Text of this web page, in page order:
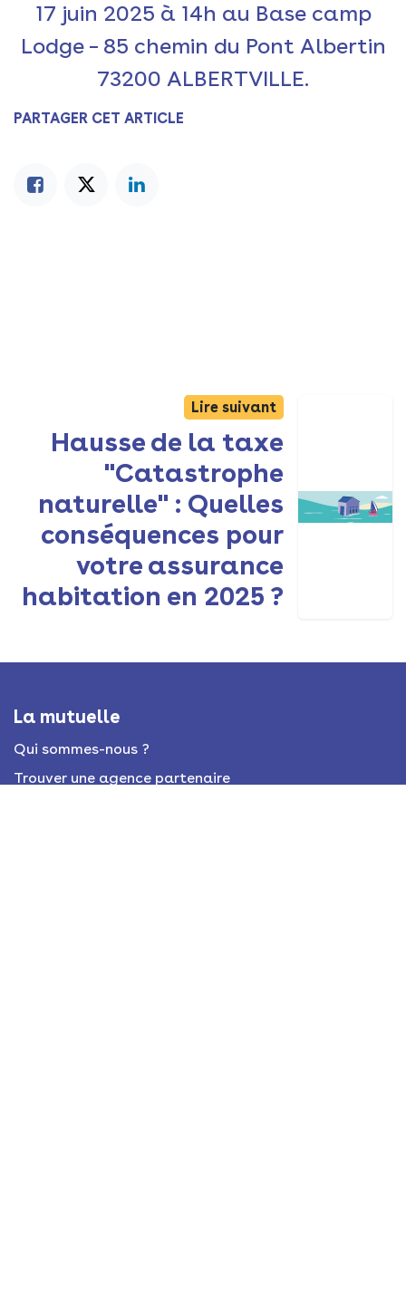
17 juin 2025 à 14h au Base camp
Lodge – 85 chemin du Pont Albertin
73200 ALBERTVILLE.
PARTAGER CET ARTICLE
Lire suivant
Hausse de la taxe
"Catastrophe
naturelle" : Quelles
conséquences pour
votre assurance
habitation en 2025 ?
La mutuelle
Qui sommes-nous ?
Trouver une agence partenaire